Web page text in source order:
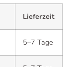
Lieferzeit
5–7 Tage